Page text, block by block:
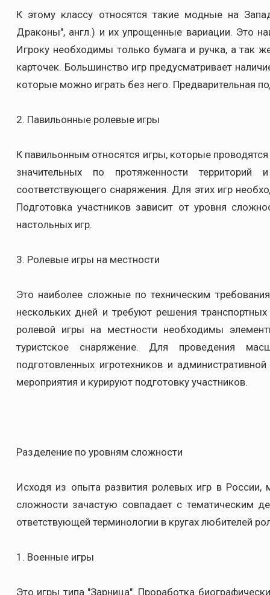
К этому классу относятся такие модные на
Драконы", англ.) и их упрощенные вариации. Это
Игроку необходимы только бумага и ручка, а так
карточек. Большинство игр предусматривает
которые можно играть без него. Предварительная
2. Павильонные ролевые игры
К павильонным относятся игры, которые
значительных по протяженности
соответствующего снаряжения. Для этих игр
Подготовка участников зависит от уровня
настольных игр.
3. Ролевые игры на местности
Это наиболее сложные по техническим
нескольких дней и требуют решения
ролевой игры на местности необходимы
туристское снаряжение. Для проведения
подготовленных игротехников и
мероприятия и курируют подготовку участников.
Разделение по уровням сложности
Исходя из опыта развития ролевых игр в
сложности зачастую совпадает с тематическим
ответствующей терминологии в кругах любителей
1. Военные игры
Это игры типа "Зарница". Проработка